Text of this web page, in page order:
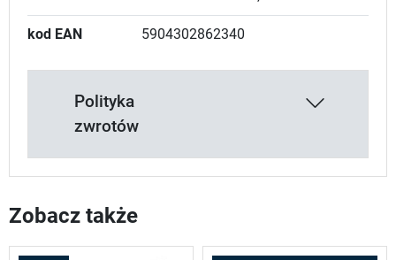
kod EAN 5904302862340
Polityka
zwrotów
Zobacz także